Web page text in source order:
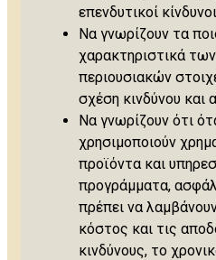
επενδυτικοί
Να γνωρίζουν τα
χαρακτηριστικά
περιουσιακών
σχέση κινδύνου και
Να γνωρίζουν ότι
χρησιμοποιούν
προϊόντα και
προγράμματα,
πρέπει να
κόστος και τις
κινδύνους, το